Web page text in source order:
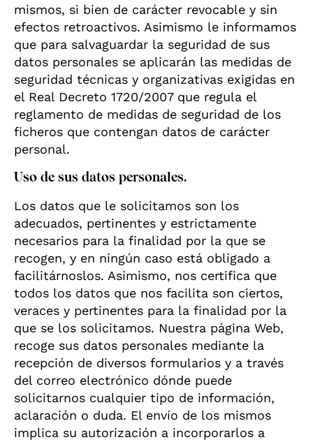
mismos, si bien de carácter revocable y sin
efectos retroactivos. Asimismo le informamos
que para salvaguardar la seguridad de sus
datos personales se aplicarán las medidas de
seguridad técnicas y organizativas exigidas en
el Real Decreto 1720/2007 que regula el
reglamento de medidas de seguridad de los
ficheros que contengan datos de carácter
personal.
Uso de sus datos personales.
Los datos que le solicitamos son los
adecuados, pertinentes y estrictamente
necesarios para la finalidad por la que se
recogen, y en ningún caso está obligado a
facilitárnoslos. Asimismo, nos certifica que
todos los datos que nos facilita son ciertos,
veraces y pertinentes para la finalidad por la
que se los solicitamos. Nuestra página Web,
recoge sus datos personales mediante la
recepción de diversos formularios y a través
del correo electrónico dónde puede
solicitarnos cualquier tipo de información,
aclaración o duda. El envío de los mismos
implica su autorización a incorporarlos a